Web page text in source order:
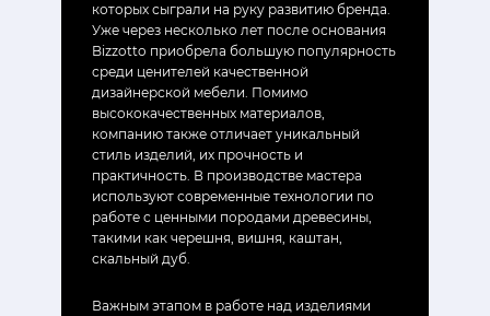
которых сыграли на руку развитию бренда.
Уже через несколько лет после основания
Bizzotto приобрела большую популярность
среди ценителей качественной
дизайнерской мебели. Помимо
высококачественных материалов,
компанию также отличает уникальный
стиль изделий, их прочность и
практичность. В производстве мастера
используют современные технологии по
работе с ценными породами древесины,
такими как черешня, вишня, каштан,
скальный дуб.
Важным этапом в работе над изделиями